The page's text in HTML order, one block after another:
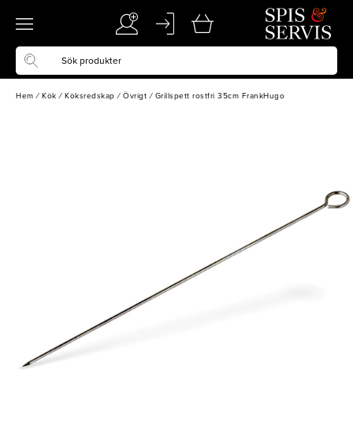
Hem / Kök / Köksredskap / Övrigt / Grillspett rostfri 35cm FrankHugo